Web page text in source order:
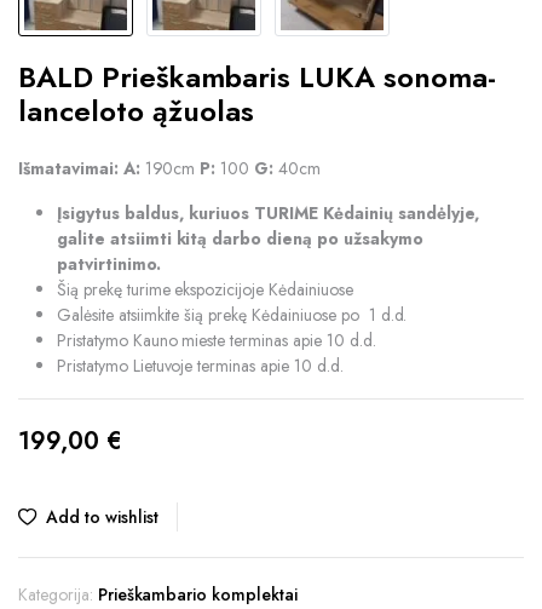
BALD Prieškambaris LUKA sonoma-
lanceloto ąžuolas
Išmatavimai: A: 190cm P: 100 G: 40cm
Įsigytus baldus, kuriuos TURIME Kėdainių sandėlyje,
galite atsiimti kitą darbo dieną po užsakymo
patvirtinimo.
Šią prekę turime ekspozicijoje Kėdainiuose
Galėsite atsiimkite šią prekę Kėdainiuose po 1 d.d.
Pristatymo Kauno mieste terminas apie 10 d.d.
Pristatymo Lietuvoje terminas apie 10 d.d.
199,00 €
Add to wishlist
Kategorija: Prieškambario komplektai